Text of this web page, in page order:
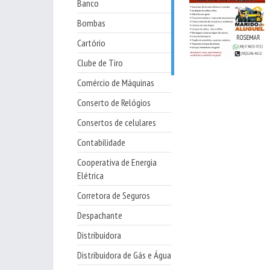
Banco
Bombas
Cartório
Clube de Tiro
Comércio de Máquinas
Conserto de Relógios
Consertos de celulares
Contabilidade
Cooperativa de Energia
Elétrica
Corretora de Seguros
Despachante
Distribuidora
Distribuidora de Gás e Água